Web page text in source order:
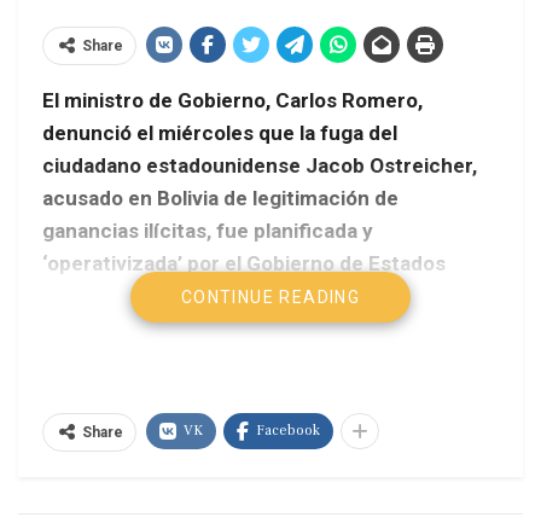
Share
El ministro de Gobierno, Carlos Romero,
denunció el miércoles que la fuga del
ciudadano estadounidense Jacob Ostreicher,
acusado en Bolivia de legitimación de
ganancias ilícitas, fue planificada y
‘operativizada’ por el Gobierno de Estados
que Ostreicher salió ilegalmente de Bolivia a pesar
CONTINUE READING
Share VK Facebook